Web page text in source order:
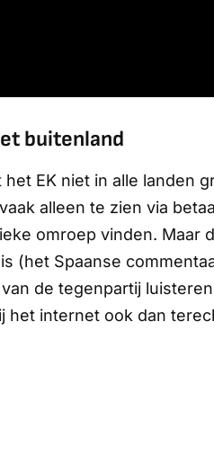
buitenland
het EK niet in alle landen
alleen te zien via
omroep vinden. Maar
(het Spaanse
de tegenpartij
het internet ook dan